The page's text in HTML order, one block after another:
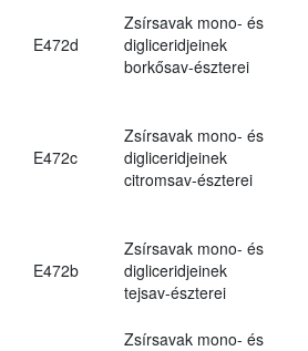
E472d
Zsírsavak mono- és
digliceridjeinek
borkősav-észterei
E472c
Zsírsavak mono- és
digliceridjeinek
citromsav-észterei
E472b
Zsírsavak mono- és
digliceridjeinek
tejsav-észterei
Zsírsavak mono- és